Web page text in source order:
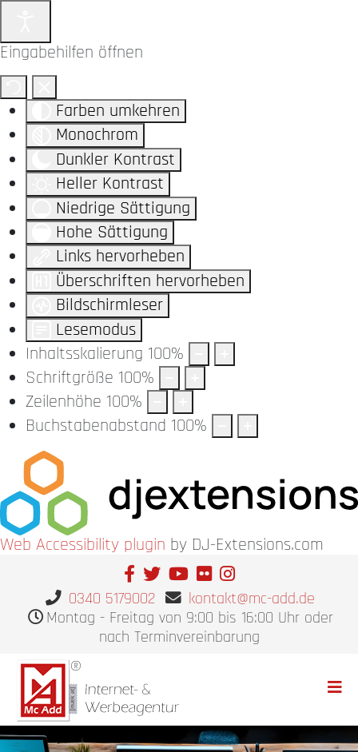
Eingabehilfen öffnen
Farben umkehren
Monochrom
Dunkler Kontrast
Heller Kontrast
Niedrige Sättigung
Hohe Sättigung
Links hervorheben
Überschriften hervorheben
Bildschirmleser
Lesemodus
Inhaltsskalierung 100%
Schriftgröße 100%
Zeilenhöhe 100%
Buchstabenabstand 100%
Web Accessibility plugin by DJ-Extensions.com
0340 5179002
kontakt@mc-add.de
Montag - Freitag von 9:00 bis 16:00 Uhr oder
nach Terminvereinbarung